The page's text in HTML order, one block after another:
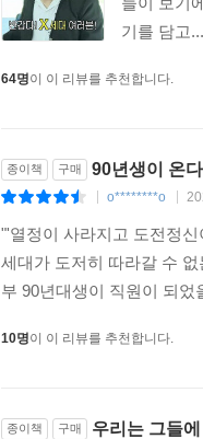
기를 담고...
64명이 이 리뷰를 추천합니다.
종이책 구매 90년생이 온다
o********o
"'열정이 사라지고 도전정
세대가 도저히 따라갈 수
부 90년대생이 직원이 되
10명이 이 리뷰를 추천합니다.
종이책 구매 우리는 그들